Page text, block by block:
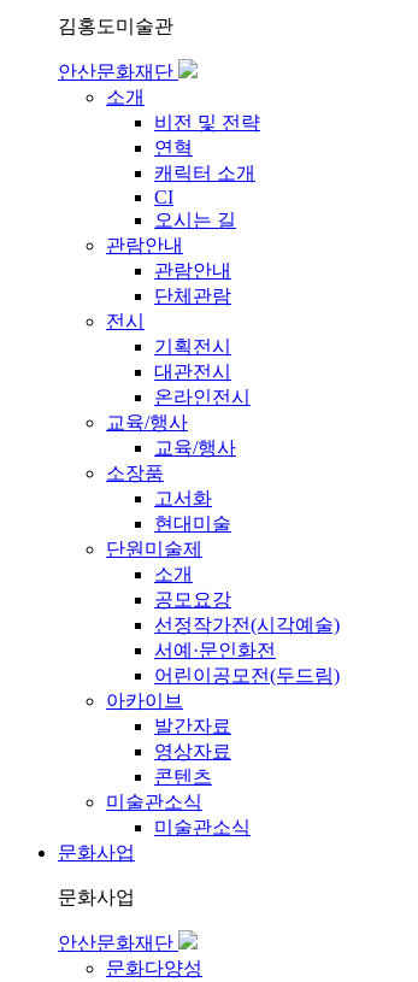
김홍도미술관
안산문화재단
소개
비전 및 전략
연혁
캐릭터 소개
CI
오시는 길
관람안내
관람안내
단체관람
전시
기획전시
대관전시
온라인전시
교육/행사
교육/행사
소장품
고서화
현대미술
단원미술제
소개
공모요강
선정작가전(시각예술)
서예·문인화전
어린이공모전(두드림)
아카이브
발간자료
영상자료
콘텐츠
미술관소식
미술관소식
문화사업
문화사업
안산문화재단
문화다양성